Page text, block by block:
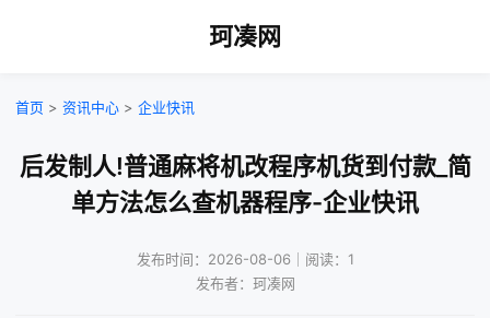
珂凑网
首页 > 资讯中心 > 企业快讯
后发制人!普通麻将机改程序机货到付款_简
单方法怎么查机器程序-企业快讯
发布时间：2026-08-06｜阅读：1
发布者：珂凑网